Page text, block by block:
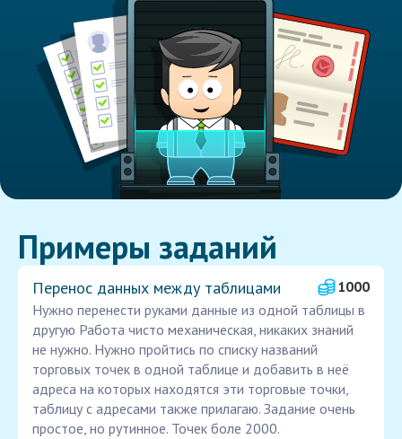
Примеры заданий
Перенос данных между таблицами
1000
Нужно перенести руками данные из одной таблицы в
другую Работа чисто механическая, никаких знаний
не нужно. Нужно пройтись по списку названий
торговых точек в одной таблице и добавить в неё
адреса на которых находятся эти торговые точки,
таблицу с адресами также прилагаю. Задание очень
простое, но рутинное. Точек боле 2000.